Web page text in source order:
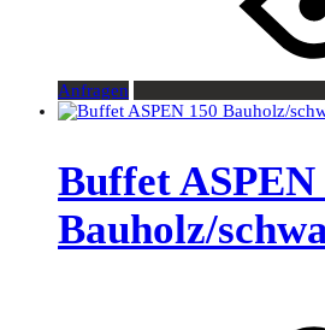
Anfragen
Buffet ASPEN
Bauholz/